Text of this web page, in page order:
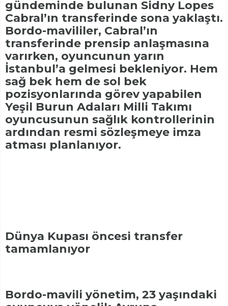
gündeminde bulunan Sidny Lopes
Cabral’ın transferinde sona yaklaştı.
Bordo-mavililer, Cabral’ın
transferinde prensip anlaşmasına
varırken, oyuncunun yarın
İstanbul’a gelmesi bekleniyor. Hem
sağ bek hem de sol bek
pozisyonlarında görev yapabilen
Yeşil Burun Adaları Milli Takımı
oyuncusunun sağlık kontrollerinin
ardından resmi sözleşmeye imza
atması planlanıyor.
Dünya Kupası öncesi transfer
tamamlanıyor
Bordo-mavili yönetim, 23 yaşındaki